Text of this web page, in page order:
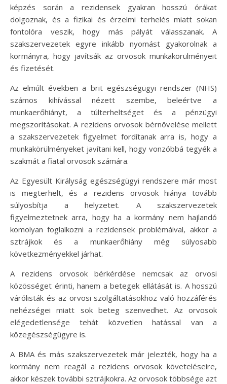
képzés során a rezidensek gyakran hosszú órákat
dolgoznak, és a fizikai és érzelmi terhelés miatt sokan
fontolóra veszik, hogy más pályát válasszanak. A
szakszervezetek egyre inkább nyomást gyakorolnak a
kormányra, hogy javítsák az orvosok munkakörülményeit
és fizetését.
Az elmúlt években a brit egészségügyi rendszer (NHS)
számos kihívással nézett szembe, beleértve a
munkaerőhiányt, a túlterheltséget és a pénzügyi
megszorításokat. A rezidens orvosok bérnövelése mellett
a szakszervezetek figyelmet fordítanak arra is, hogy a
munkakörülményeket javítani kell, hogy vonzóbbá tegyék a
szakmát a fiatal orvosok számára.
Az Egyesült Királyság egészségügyi rendszere már most
is megterhelt, és a rezidens orvosok hiánya tovább
súlyosbítja a helyzetet. A szakszervezetek
figyelmeztetnek arra, hogy ha a kormány nem hajlandó
komolyan foglalkozni a rezidensek problémáival, akkor a
sztrájkok és a munkaerőhiány még súlyosabb
következményekkel járhat.
A rezidens orvosok bérkérdése nemcsak az orvosi
közösséget érinti, hanem a betegek ellátását is. A hosszú
várólisták és az orvosi szolgáltatásokhoz való hozzáférés
nehézségei miatt sok beteg szenvedhet. Az orvosok
elégedetlensége tehát közvetlen hatással van a
közegészségügyre is.
A BMA és más szakszervezetek már jelezték, hogy ha a
kormány nem reagál a rezidens orvosok követeléseire,
akkor készek további sztrájkokra. Az orvosok többsége azt